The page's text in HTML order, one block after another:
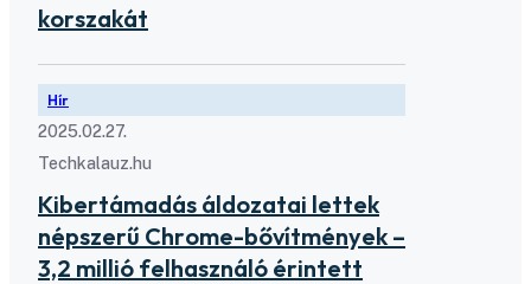
korszakát
Hír
2025.02.27.
Techkalauz.hu
Kibertámadás áldozatai lettek
népszerű Chrome-bővítmények –
3,2 millió felhasználó érintett